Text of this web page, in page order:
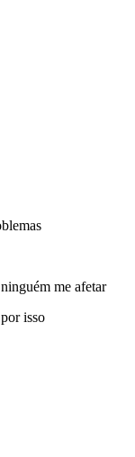
me afetar
isso